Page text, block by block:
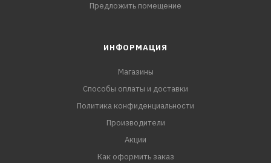
Предложить помещение
ИНФОРМАЦИЯ
Магазины
Способы оплаты и доставки
Политика конфиденциальности
Производители
Акции
Как оформить заказ